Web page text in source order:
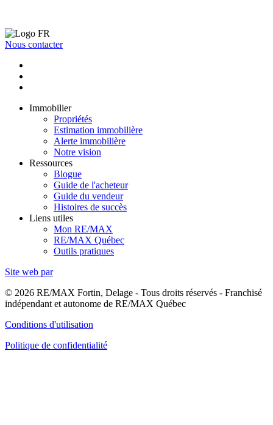
Nous contacter
Immobilier
Propriétés
Estimation immobilière
Alerte immobilière
Notre vision
Ressources
Blogue
Guide de l'acheteur
Guide du vendeur
Histoires de succès
Liens utiles
Mon RE/MAX
RE/MAX Québec
Outils pratiques
Site web par
© 2026 RE/MAX Fortin, Delage - Tous droits réservés - Franchisé
indépendant et autonome de RE/MAX Québec
Conditions d'utilisation
Politique de confidentialité